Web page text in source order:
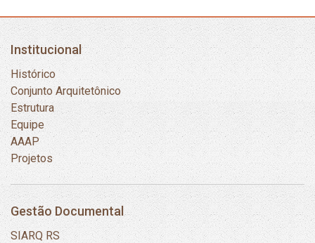
Institucional
Histórico
Conjunto Arquitetônico
Estrutura
Equipe
AAAP
Projetos
Gestão Documental
SIARQ RS